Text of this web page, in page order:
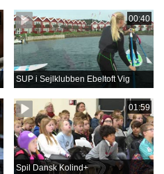
00:40
SUP i Sejlklubben Ebeltoft Vig
01:59
Spil Dansk Kolind+